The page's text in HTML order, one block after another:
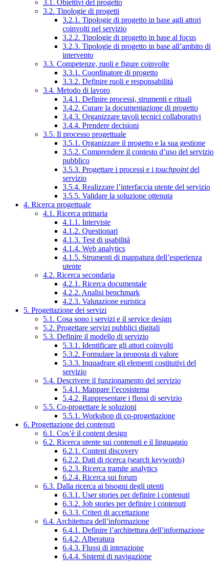
3.1. Obiettivi del progetto
3.2. Tipologie di progetti
3.2.1. Tipologie di progetto in base agli attori
coinvolti nel servizio
3.2.2. Tipologie di progetto in base al focus
3.2.3. Tipologie di progetto in base all’ambito di
intervento
3.3. Competenze, ruoli e figure coinvolte
3.3.1. Coordinatore di progetto
3.3.2. Definire ruoli e responsabilità
3.4. Metodo di lavoro
3.4.1. Definire processi, strumenti e rituali
3.4.2. Curare la documentazione di progetto
3.4.3. Organizzare tavoli tecnici collaborativi
3.4.4. Prendere decisioni
3.5. Il processo progettuale
3.5.1. Organizzare il progetto e la sua gestione
3.5.2. Comprendere il contesto d’uso del servizio
pubblico
3.5.3. Progettare i processi e i touchpointdel
servizio
3.5.4. Realizzare l’interfaccia utente del servizio
3.5.5. Validare la soluzione ottenuta
4. Ricerca progettuale
4.1. Ricerca primaria
4.1.1. Interviste
4.1.2. Questionari
4.1.3. Test di usabilità
4.1.4. Web analytics
4.1.5. Strumenti di mappatura dell’esperienza
utente
4.2. Ricerca secondaria
4.2.1. Ricerca documentale
4.2.2. Analisi benchmark
4.2.3. Valutazione euristica
5. Progettazione dei servizi
5.1. Cosa sono i servizi e il service design
5.2. Progettare servizi pubblici digitali
5.3. Definire il modello di servizio
5.3.1. Identificare gli attori coinvolti
5.3.2. Formulare la proposta di valore
5.3.3. Inquadrare gli elementi costitutivi del
servizio
5.4. Descrivere il funzionamento del servizio
5.4.1. Mappare l’ecosistema
5.4.2. Rappresentare i flussi di servizio
5.5. Co-progettare le soluzioni
5.5.1. Workshop di co-progettazione
6. Progettazione dei contenuti
6.1. Cos’è il content design
6.2. Ricerca utente sui contenuti e il linguaggio
6.2.1. Content discovery
6.2.2. Dati di ricerca (search keywords)
6.2.3. Ricerca tramite analytics
6.2.4. Ricerca sui forum
6.3. Dalla ricerca ai bisogni degli utenti
6.3.1. User stories per definire i contenuti
6.3.2. Job stories per definire i contenuti
6.3.3. Criteri di accettazione
6.4. Architettura dell’informazione
6.4.1. Definire l’architettura dell’informazione
6.4.2. Alberatura
6.4.3. Flussi di interazione
6.4.4. Sistemi di navigazione